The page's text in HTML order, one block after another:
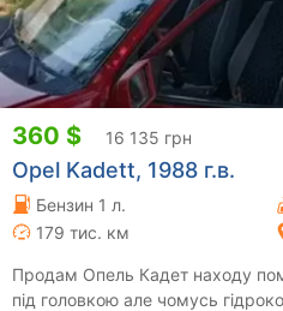
360 $ 16 135 грн
Opel Kadett, 1988 г.в.
Бензин 1 л.
179 тис. км
Продам Опель Кадет находу
під головкою але чомусь